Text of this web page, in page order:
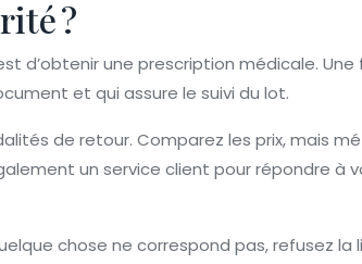
?
d’obtenir une prescription médicale. Une
et qui assure le suivi du lot.
de retour. Comparez les prix, mais
un service client pour répondre à
chose ne correspond pas, refusez la